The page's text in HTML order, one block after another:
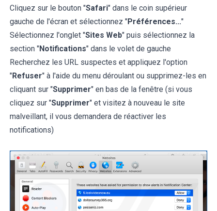
Cliquez sur le bouton "Safari" dans le coin supérieur
gauche de l'écran et sélectionnez "Préférences..."
Sélectionnez l'onglet "Sites Web" puis sélectionnez la
section "Notifications" dans le volet de gauche
Recherchez les URL suspectes et appliquez l'option
"Refuser" à l'aide du menu déroulant ou supprimez-les en
cliquant sur "Supprimer" en bas de la fenêtre (si vous
cliquez sur "Supprimer" et visitez à nouveau le site
malveillant, il vous demandera de réactiver les
notifications)